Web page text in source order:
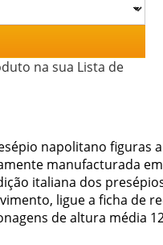
na sua Lista de
napolitano figuras
manufacturada
italiana dos
ligue a ficha de
de altura média